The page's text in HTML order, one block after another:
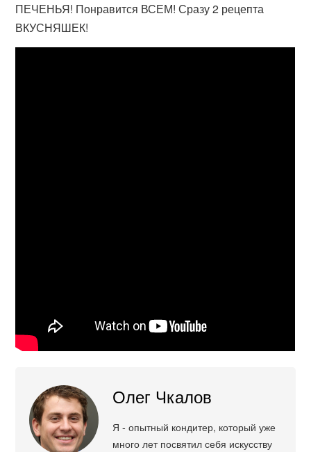
ПЕЧЕНЬЯ! Понравится ВСЕМ! Сразу 2 рецепта
ВКУСНЯШЕК!
Олег Чкалов
Я - опытный кондитер, который уже
много лет посвятил себя искусству